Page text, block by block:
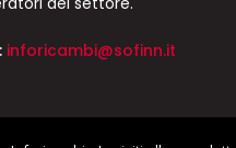
inforicambi@sofinn.it